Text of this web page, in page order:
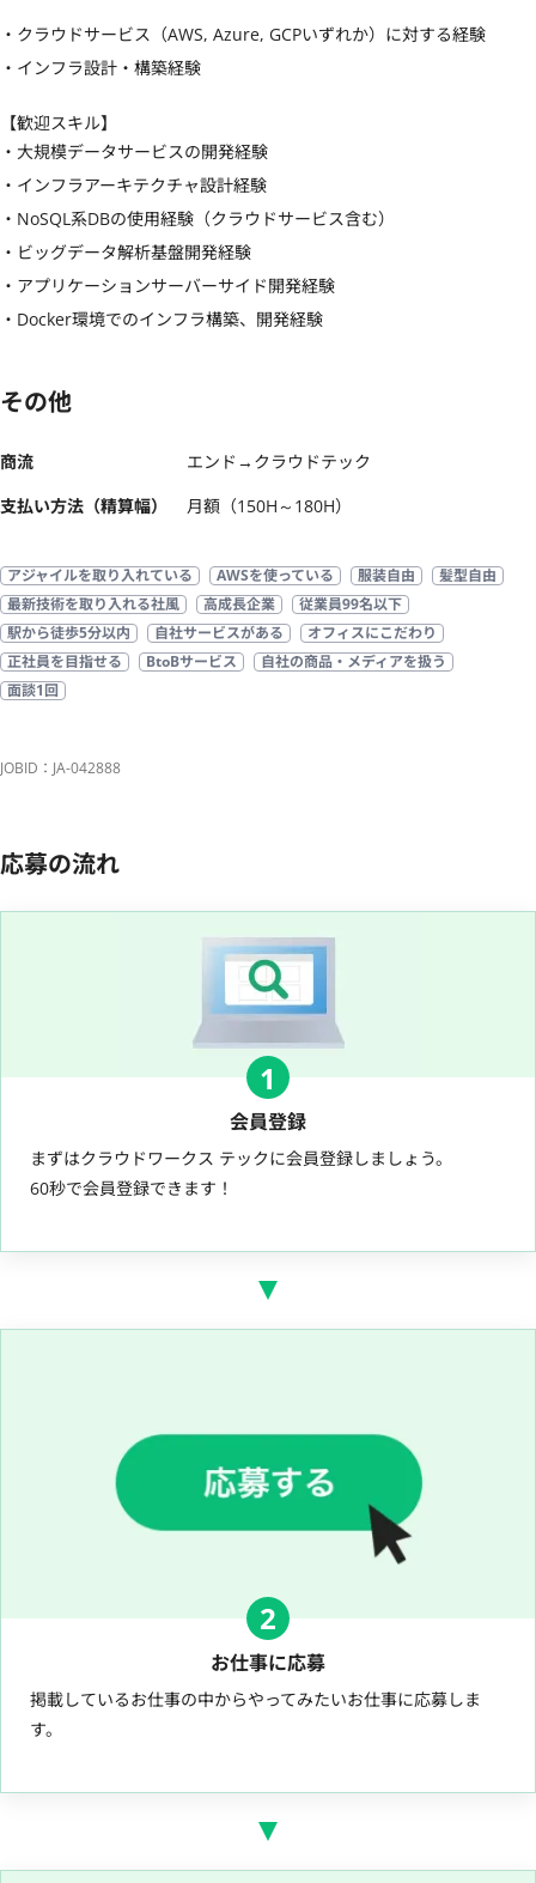
・クラウドサービス（AWS, Azure, GCPいずれか）に対する経験
・インフラ設計・構築経験
【歓迎スキル】
・大規模データサービスの開発経験
・インフラアーキテクチャ設計経験
・NoSQL系DBの使用経験（クラウドサービス含む）
・ビッグデータ解析基盤開発経験
・アプリケーションサーバーサイド開発経験
・Docker環境でのインフラ構築、開発経験
その他
商流
エンド→クラウドテック
支払い方法（精算幅）
月額（150H～180H）
アジャイルを取り入れている AWSを使っている 服装自由
髪型自由
最新技術を取り入れる社風
高成長企業
従業員99名以下
駅から徒歩5分以内
自社サービスがある
オフィスにこだわり
正社員を目指せる
BtoBサービス
自社の商品・メディアを扱う
面談1回
JOBID：JA-042888
応募の流れ
1
会員登録
まずはクラウドワークス テックに会員登録しましょう。
60秒で会員登録できます！
2
お仕事に応募
掲載しているお仕事の中からやってみたいお仕事に応募しま
す。